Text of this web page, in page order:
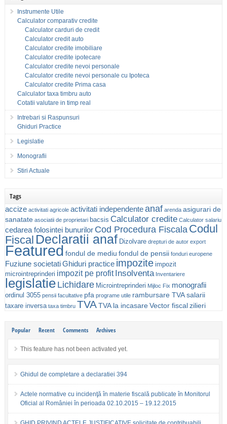
Instrumente Utile
Calculator comparativ credite
Calculator carduri de credit
Calculator credit auto
Calculator credite imobiliare
Calculator credite ipotecare
Calculator credite nevoi personale
Calculator credite nevoi personale cu Ipoteca
Calculator credite Prima casa
Calculator taxa timbru auto
Cotatii valutare in timp real
Intrebari si Raspunsuri
Ghiduri Practice
Legislatie
Monografii
Stiri Actuale
Tags
accize activitati agricole activitati independenteanaf arenda asigurari de
sanatate asociatii de proprietari bacsis Calculator credite Calculator salariu
cedarea folosintei bunurilor Cod Procedura Fiscala Codul
Fiscal Declaratii anaf Dizolvare drepturi de autor export
Featured fondul de mediu fondul de pensii fonduri europene
Fuziune societatiGhiduri practice impozite impozit
microintreprinderi impozit pe profit Insolventa Inventariere
legislatieLichidare Microintreprinderi Mijloc Fix monografii
ordinul 3055 pensii facultative pfa programe utile rambursare TVAsalarii
taxare inversa taxa timbru TVATVA la incasareVector fiscalzilieri
Popular Recent Comments Archives
This feature has not been activated yet.
Ghidul de completare a declaratiei 394
Actele normative cu incidenţă în materie fiscală publicate în Monitorul
Oficial al României în perioada 02.10.2015 – 19.12.2015